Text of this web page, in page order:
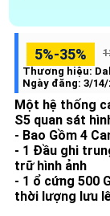
5%-35%
Thương hiệu:
Ngày đăng: 3/14/
Một hệ thống
S5 quan sát
- Bao Gồm 4
- 1 Đầu ghi
trữ hình ảnh
- 1 ổ cứng 500
thời lượng lưu